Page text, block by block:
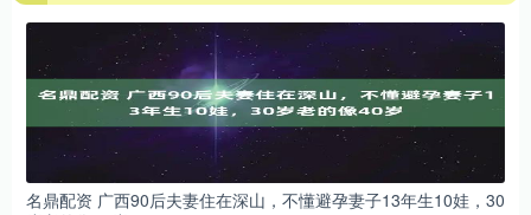
名鼎配资 广西90后夫妻住在深山，不懂避孕妻子13年生10娃，30